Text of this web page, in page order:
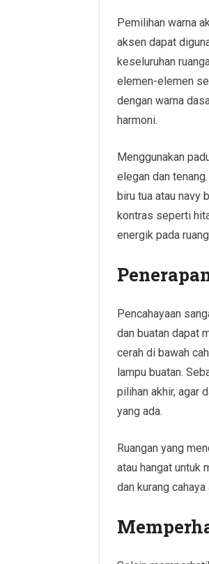
Pemilihan warna
aksen dapat
keseluruhan
elemen-elemen
dengan warna
harmoni.
Menggunakan
elegan dan
biru tua atau navy
kontras seperti
energik pada
Pencahayaan
dan buatan dapat
cerah di bawah
lampu buatan.
pilihan akhir, agar
yang ada.
Ruangan yang
atau hangat untuk
dan kurang